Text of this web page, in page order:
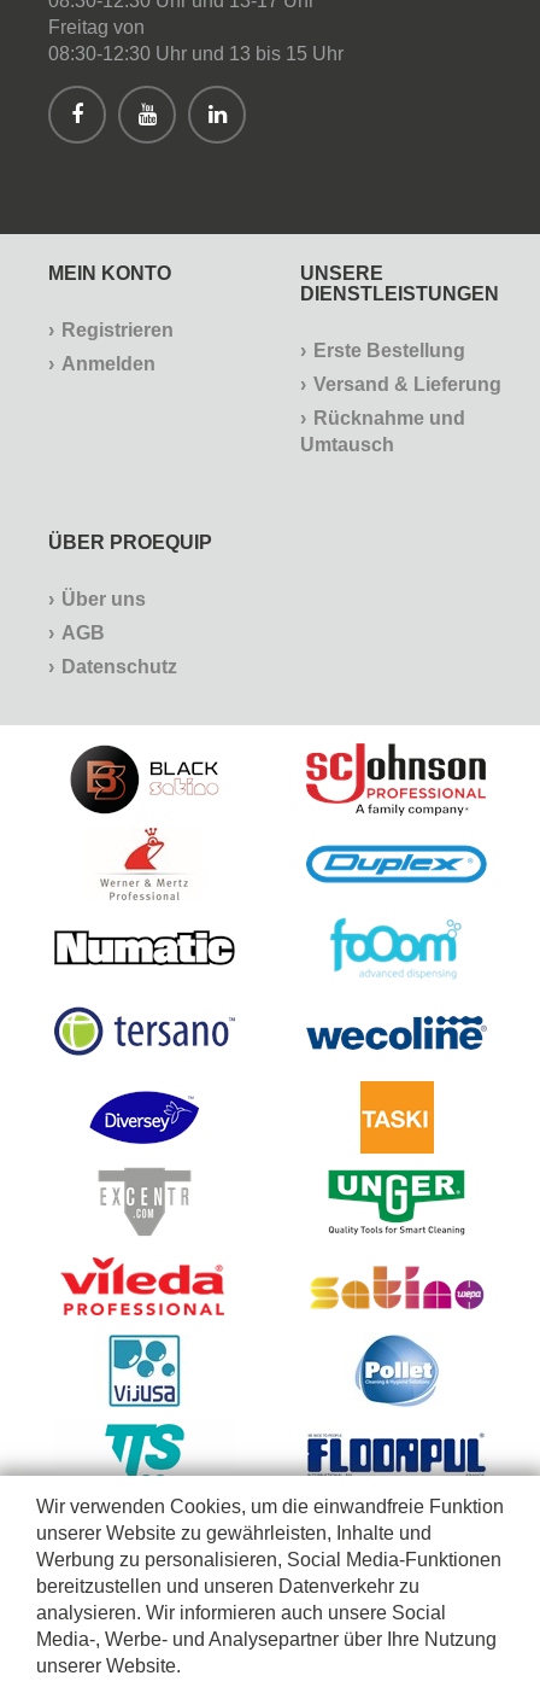
Wir verwenden Cookies, um die einwandfreie Funktion
unserer Website zu gewährleisten, Inhalte und
Werbung zu personalisieren, Social Media-Funktionen
bereitzustellen und unseren Datenverkehr zu
analysieren. Wir informieren auch unsere Social
Media-, Werbe- und Analysepartner über Ihre Nutzung
unserer Website.
Freitag von
08:30-12:30 Uhr und 13 bis 15 Uhr
MEIN KONTO
Registrieren
Anmelden
UNSERE
DIENSTLEISTUNGEN
Erste Bestellung
Versand & Lieferung
Rücknahme und
Umtausch
ÜBER PROEQUIP
Über uns
AGB
Datenschutz